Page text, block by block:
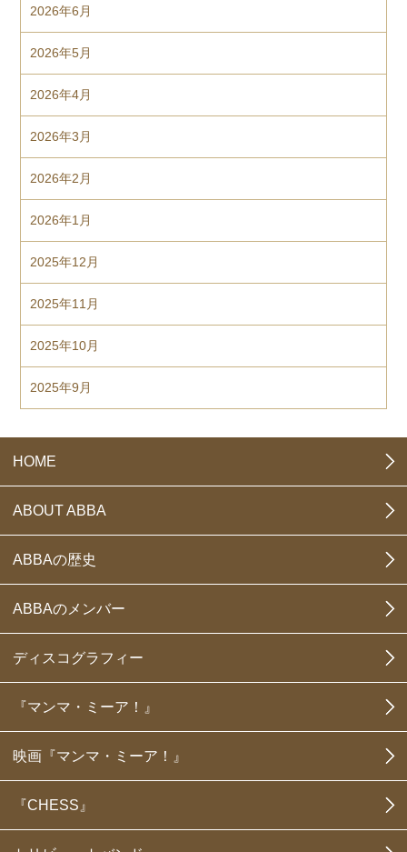
2026年6月
2026年5月
2026年4月
2026年3月
2026年2月
2026年1月
2025年12月
2025年11月
2025年10月
2025年9月
HOME
ABOUT ABBA
ABBAの歴史
ABBAのメンバー
ディスコグラフィー
『マンマ・ミーア！』
映画『マンマ・ミーア！』
『CHESS』